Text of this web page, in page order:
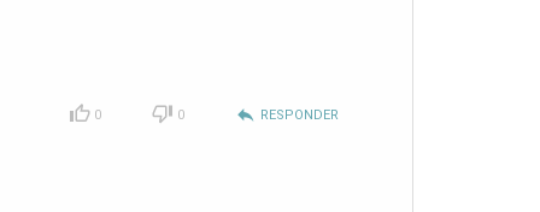
reply RESPONDER
0
0